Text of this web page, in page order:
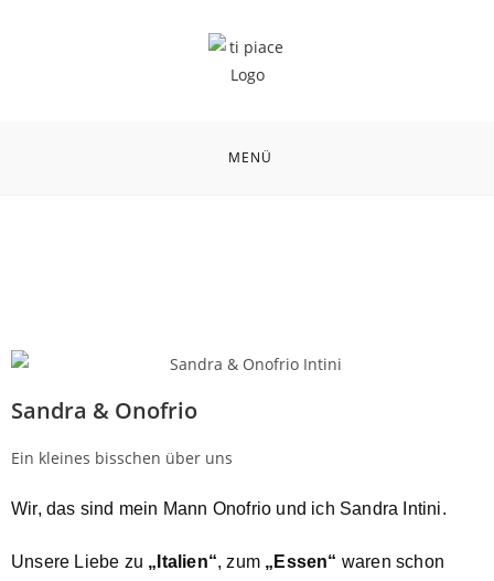
MENÜ
Sandra & Onofrio
Ein kleines bisschen über uns
Wir, das sind mein Mann Onofrio und ich Sandra Intini.
Unsere Liebe zu „Italien“, zum „Essen“ waren schon